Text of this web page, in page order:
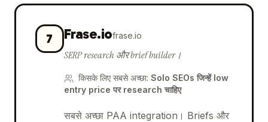
7 Frase.iofrase.io
SERP research और brief builder।
किसके लिए सबसे अच्छा: Solo SEOs जिन्हें low
entry price पर research चाहिए
सबसे अच्छा PAA integration। Briefs और